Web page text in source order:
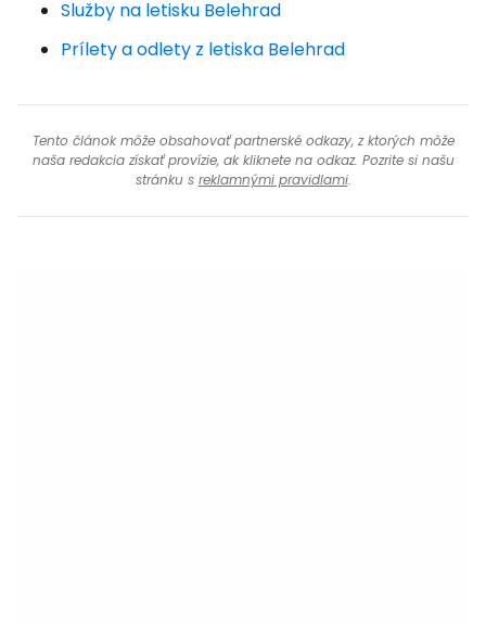
Služby na letisku Belehrad
Prílety a odlety z letiska Belehrad
Tento článok môže obsahovať partnerské odkazy, z ktorých môže
naša redakcia získať provízie, ak kliknete na odkaz. Pozrite si našu
stránku s reklamnými pravidlami.